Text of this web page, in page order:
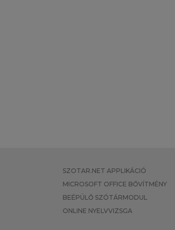
SZOTAR.NET APPLIKÁCIÓ
MICROSOFT OFFICE BŐVÍTMÉNY
BEÉPÜLŐ SZÓTÁRMODUL
ONLINE NYELVVIZSGA